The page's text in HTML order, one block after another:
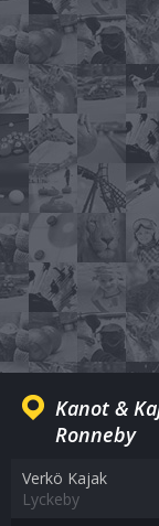
Kanot &
Ronneby
Verkö Kajak
Lyckeby